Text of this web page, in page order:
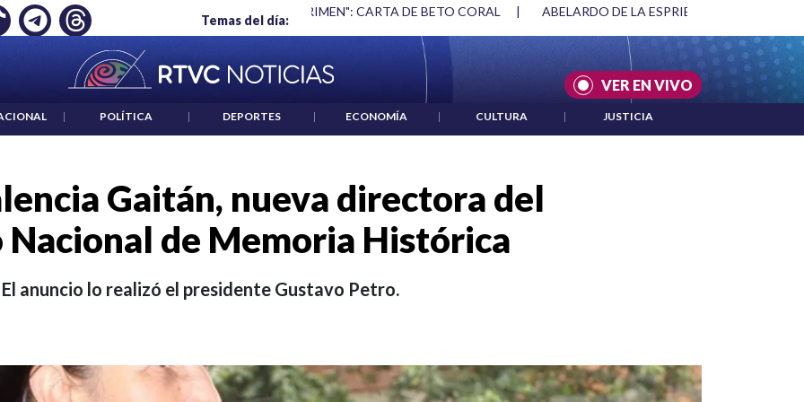
Temas del día:
UN CRIMEN": CARTA DE BETO CORAL ABELARDO DE LA ESPRIELLA Y DMG | ACUERDOS ENTRE ESTADOS UNIDOS E
VER EN VIVO
| POLÍTICA | DEPORTES | ECONOMÍA | CULTURA | JUSTICIA
Gaitán, nueva directora del
Nacional de Memoria Histórica
El anuncio lo realizó el presidente Gustavo Petro.